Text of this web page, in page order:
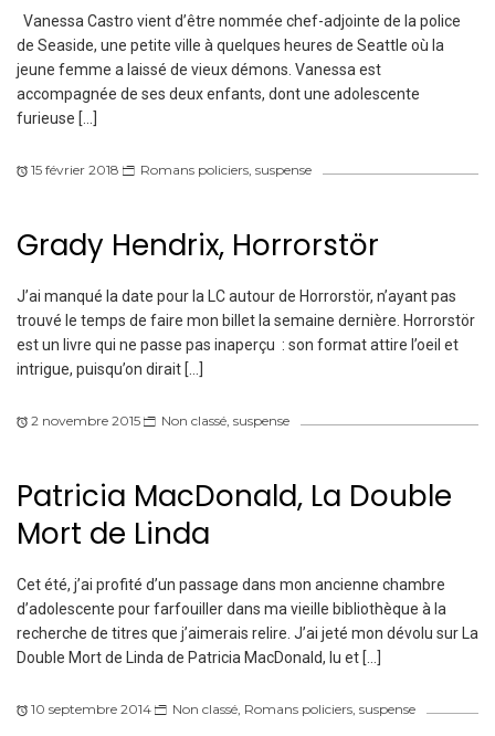
Vanessa Castro vient d’être nommée chef-adjointe de la police
de Seaside, une petite ville à quelques heures de Seattle où la
jeune femme a laissé de vieux démons. Vanessa est
accompagnée de ses deux enfants, dont une adolescente
furieuse […]
15 février 2018 Romans policiers suspense
Grady Hendrix, Horrorstör
J’ai manqué la date pour la LC autour de Horrorstör, n’ayant pas
trouvé le temps de faire mon billet la semaine dernière. Horrorstör
est un livre qui ne passe pas inaperçu : son format attire l’oeil et
intrigue, puisqu’on dirait […]
2 novembre 2015 Non classé suspense
Patricia MacDonald, La Double
Mort de Linda
Cet été, j’ai profité d’un passage dans mon ancienne chambre
d’adolescente pour farfouiller dans ma vieille bibliothèque à la
recherche de titres que j’aimerais relire. J’ai jeté mon dévolu sur La
Double Mort de Linda de Patricia MacDonald, lu et […]
10 septembre 2014 Non classé Romans policiers suspense